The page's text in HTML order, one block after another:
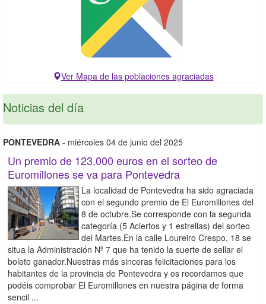
Ver Mapa de las poblaciones agraciadas
Noticias del día
PONTEVEDRA - miércoles 04 de junio del 2025
Un premio de 123.000 euros en el sorteo de
Euromillones se va para Pontevedra
La localidad de Pontevedra ha sido agraciada
con el segundo premio de El Euromillones del
8 de octubre.Se corresponde con la segunda
categoría (5 Aciertos y 1 estrellas) del sorteo
del Martes.En la calle Loureiro Crespo, 18 se
situa la Administración Nº 7 que ha tenido la suerte de sellar el
boleto ganador.Nuestras más sinceras felicitaciones para los
habitantes de la provincia de Pontevedra y os recordamos que
podéis comprobar El Euromillones en nuestra página de forma
sencil ...